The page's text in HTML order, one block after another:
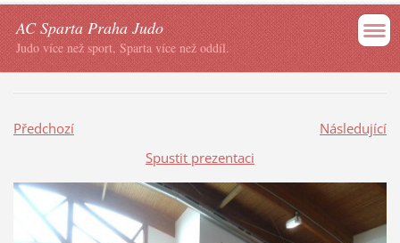
AC Sparta Praha Judo
Judo více než sport, Sparta více než oddíl.
Předchozí
Následující
Spustit prezentaci